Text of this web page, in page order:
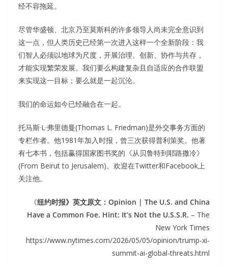
经不容拖延。
尽管华盛顿、北京乃至莫斯科的许多领导人尚未完全意识到
这一点，但人类历史已经第一次进入这样一个全新阶段：我
们智人必须以地球为尺度，开展治理、创新、协作与共存，
才能实现繁荣发展。我们要么构建复杂且自适应的合作联盟
来实现这一目标；要么就是一起沉沦。
我们的命运如今已经融合在一起。
托马斯·L·弗里德曼(Thomas L. Friedman)是外交事务方面的
专栏作者。他1981年加入时报，曾三次获得普利策奖。他著
有七本书，包括赢得国家图书奖的《从贝鲁特到耶路撒冷》
(From Beirut to Jerusalem)。欢迎在Twitter和Facebook上
关注他。
《纽约时报》英文原文：Opinion | The U.S. and China
Have a Common Foe. Hint: It’s Not the U.S.S.R. – The
New York Times
https://www.nytimes.com/2026/05/05/opinion/trump-xi-
summit-ai-global-threats.html